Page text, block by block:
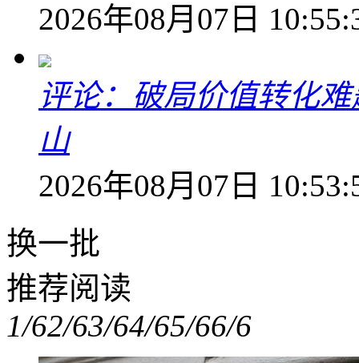
2026年08月07日
评论：破局价值转化
山
2026年08月07日
换一批
推荐阅读
1/62/63/64/65/66/6